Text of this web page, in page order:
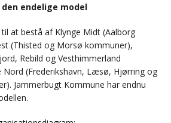
endelige model
at bestå af Klynge Midt (Aalborg
(Thisted og Morsø kommuner),
Rebild og Vesthimmerland
Nord (Frederikshavn, Læsø, Hjørring og
Jammerbugt Kommune har endnu